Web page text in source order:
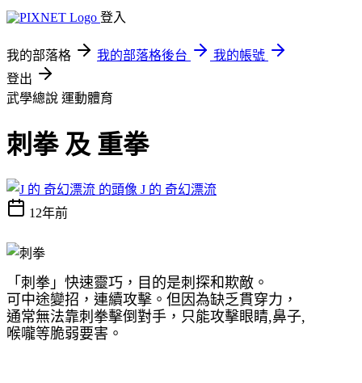
登入
我的部落格 我的部落格後台
我的帳號
登出
武學總說 運動體育
刺拳 及 重拳
J 的 奇幻漂流
12年前
「刺拳」快速靈巧，目的是刺探和欺敵。
可中途變招，連續攻擊。但因為缺乏貫穿力，
通常無法靠刺拳擊倒對手，只能攻擊眼睛,鼻子,
喉嚨等脆弱要害。